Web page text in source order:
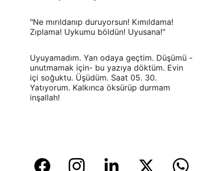
"Ne mırıldanıp duruyorsun! Kımıldama!
Zıplama! Uykumu böldün! Uyusana!"
Uyuyamadım. Yan odaya geçtim. Düşümü -
unutmamak için- bu yazıya döktüm. Evin
içi soğuktu. Üşüdüm. Saat 05. 30.
Yatıyorum. Kalkınca öksürüp durmam
inşallah!